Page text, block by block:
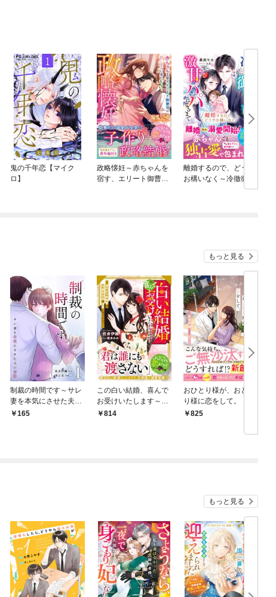
鬼の千年恋【マイク
ロ】
政略懐妊～赤ちゃんを
宿す、エリート御曹司
離婚するので、どうぞ
お構いなく～冷徹御曹
司が激甘パパになるま
もっと見る
制裁の時間です～サレ
妻を本気にさせた夫の
末路～ 1
165
この白い結婚、喜んで
お受けいたします～身
代わり政略妻は冷徹副
814
おひとり様が、おとな
り様に恋をして。【SS
付き】
825
もっと見る